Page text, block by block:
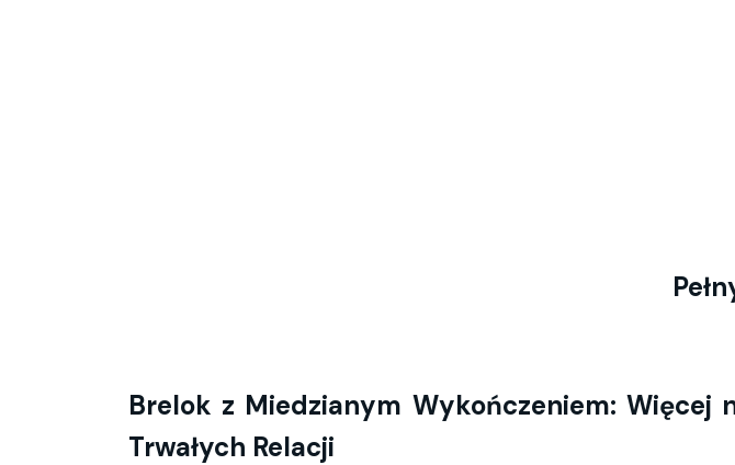
Brelok z Miedzianym Wykończeniem: Więcej
Trwałych Relacji